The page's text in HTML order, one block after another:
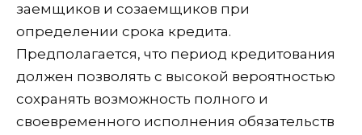
заемщиков и созаемщиков при
определении срока кредита.
Предполагается, что период кредитования
должен позволять с высокой вероятностью
сохранять возможность полного и
своевременного исполнения обязательств